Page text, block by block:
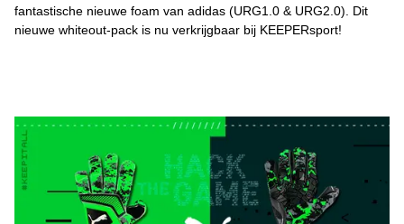
fantastische nieuwe foam van adidas (URG1.0 & URG2.0). Dit
nieuwe whiteout-pack is nu verkrijgbaar bij KEEPERsport!